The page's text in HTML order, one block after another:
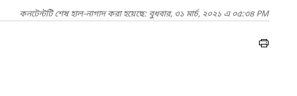
কনটেন্টটি শেষ হাল-নাগাদ করা হয়েছে: বুধবার, ৩১ মার্চ, ২০২১ এ ০৫:৩৪ PM